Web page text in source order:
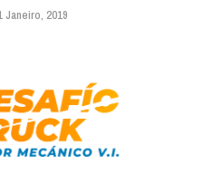
Janeiro, 2019